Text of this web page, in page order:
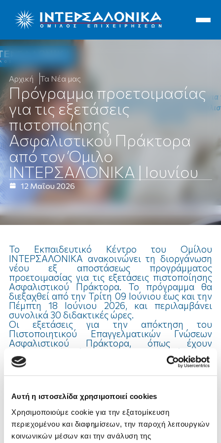
Αυτή η ιστοσελίδα χρησιμοποιεί cookies
Χρησιμοποιούμε cookie για την εξατομίκευση
περιεχομένου και διαφημίσεων, την παροχή λειτουργιών
κοινωνικών μέσων και την ανάλυση της
Ιντερσαλόνικα
Αρχική Τα Νέα μας
Πρόγραμμα προετοιμασίας
για τις εξετάσεις
πιστοποίησης
Ασφαλιστικού Πράκτορα
από τον Όμιλο
ΙΝΤΕΡΣΑΛΟΝΙΚΑ | Ιουνίου
12 Μαΐου 2026
Το Εκπαιδευτικό Κέντρο του Ομίλου
ΙΝΤΕΡΣΑΛΟΝΙΚΑ ανακοινώνει τη διοργάνωση
νέου εξ αποστάσεως προγράμματος
προετοιμασίας για τις εξετάσεις πιστοποίησης
Ασφαλιστικού Πράκτορα. Το πρόγραμμα θα
διεξαχθεί από την Τρίτη 09 Ιούνιου έως και την
Πέμπτη 18 Ιούνιου 2026, και περιλαμβάνει
συνολικά 30 διδακτικές ώρες.
Οι εξετάσεις για την απόκτηση του
Πιστοποιητικού Επαγγελματικών Γνώσεων
Ασφαλιστικού Πράκτορα, όπως έχουν
ανακοινωθεί από την Τράπεζα της Ελλάδος, θα
πραγματοποιηθούν στη Θεσσαλονίκη, το
Σάββατο 27 Ιουνίου 2026.
Επιμελητήριο των ενδιαφερομένων που
επιθυμούν να ασκήσουν το επάγγελμα του
Ασφαλιστικού Πράκτορα. Επιπλέον, είναι
υποχρεωτική για τους υπαλλήλους
Επιχειρήσεων Ασφαλιστικής Διαμεσολάβησης